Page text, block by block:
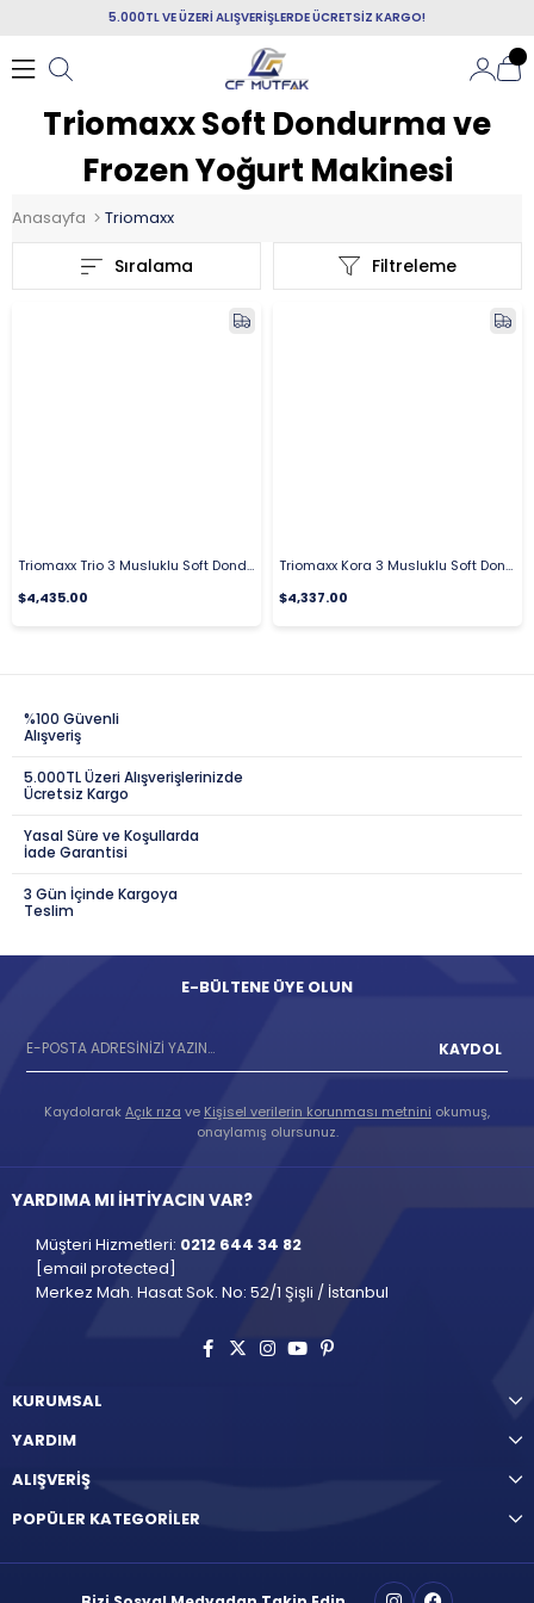
5.000TL VE ÜZERİ ALIŞVERİŞLERDE ÜCRETSİZ KARGO!
Triomaxx Soft Dondurma ve
Frozen Yoğurt Makinesi
Anasayfa Triomaxx
Filtreleme
Sıralama
Triomaxx Trio 3 Musluklu Soft Dondurma & Frozen ve Yoğurt Makinesi, 18-26 LT Kapasiteli
$4,435.00
Triomaxx Kora 3 Musluklu Soft Dondurma & Frozen ve Yoğurt Makinesi
$4,337.00
%100 Güvenli
Alışveriş
5.000TL Üzeri Alışverişlerinizde
Ücretsiz Kargo
Yasal Süre ve Koşullarda
İade Garantisi
3 Gün İçinde Kargoya
Teslim
E-BÜLTENE ÜYE OLUN
KAYDOL
KaydolarakAçık rıza ve Kişisel verilerin korunması metnini okumuş,
onaylamış olursunuz.
YARDIMA MI İHTİYACIN VAR?
Müşteri Hizmetleri: 0212 644 34 82
[email protected]
Merkez Mah. Hasat Sok. No: 52/1 Şişli / İstanbul
KURUMSAL
YARDIM
ALIŞVERİŞ
POPÜLER KATEGORİLER